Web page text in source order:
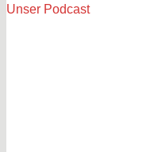
Unser Podcast